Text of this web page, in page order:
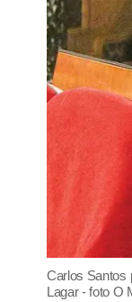
Carlos Santos
Lagar - foto O